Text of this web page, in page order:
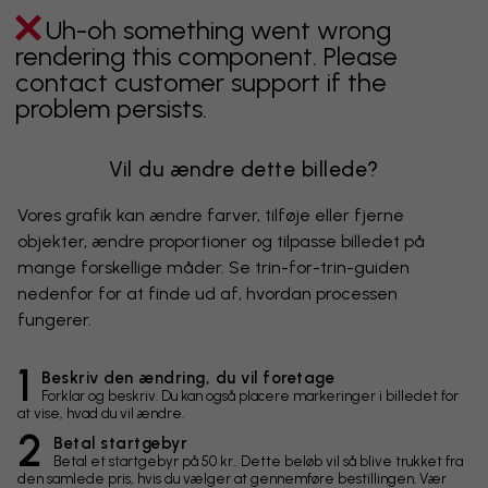
Uh-oh something went wrong
rendering this component. Please
contact customer support if the
problem persists.
Vil du ændre dette billede?
Vores grafik kan ændre farver, tilføje eller fjerne
objekter, ændre proportioner og tilpasse billedet på
mange forskellige måder. Se trin-for-trin-guiden
nedenfor for at finde ud af, hvordan processen
fungerer.
1 Beskriv den ændring, du vil foretage
Forklar og beskriv. Du kan også placere markeringer i billedet for
at vise, hvad du vil ændre.
2 Betal startgebyr
Betal et startgebyr på 50 kr.. Dette beløb vil så blive trukket fra
den samlede pris, hvis du vælger at gennemføre bestillingen. Vær